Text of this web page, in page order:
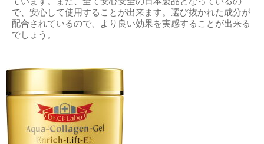
で、安心して使用することが出来ます。選び抜かれた成分が
配合されているので、より良い効果を実感することが出来る
でしょう。